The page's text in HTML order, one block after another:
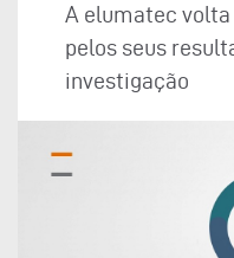
A elumatec volta
pelos seus
investigação